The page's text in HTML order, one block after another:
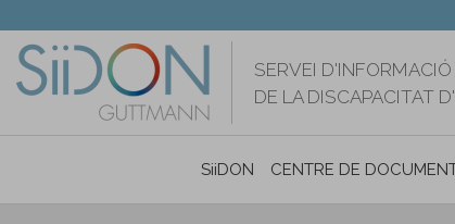
contingut
SERVEI D'INFORMACIÓ
DE LA DISCAPACITAT
SiiDON CENTRE DE